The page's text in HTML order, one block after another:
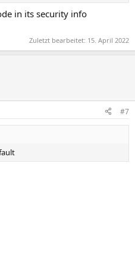
in its security info
Zuletzt bearbeitet: 15. April 2022
#7